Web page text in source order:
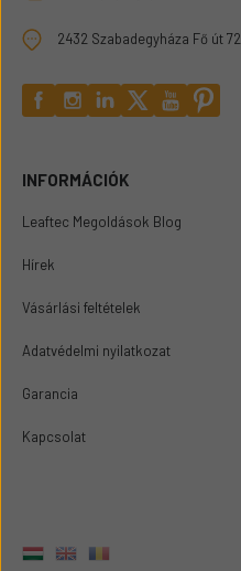
2432 Szabadegyháza Fő út 72
INFORMÁCIÓK
Leaftec Megoldások Blog
Hírek
Vásárlási feltételek
Adatvédelmi nyilatkozat
Garancia
Kapcsolat